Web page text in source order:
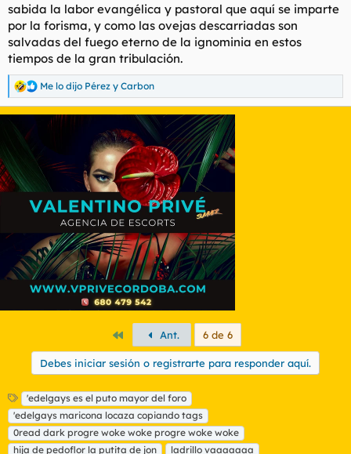
sabida la labor evangélica y pastoral que aquí se imparte
por la forisma, y como las ovejas descarriadas son
salvadas del fuego eterno de la ignominia en estos
tiempos de la gran tribulación.
R
e
a
o
n
e
Me lo dijo Pérez y Carbon
PrimeroAnt. 6 de 6
Debes iniciar sesión o registrarte para responder aquí.
E
t
i
q
'edelgays es el puto mayor del foro
'edelgays maricona locaza copiando tags
0read dark progre woke woke progre woke woke
hija de pedoflor la putita de jon
ladrillo vaaaaaaa